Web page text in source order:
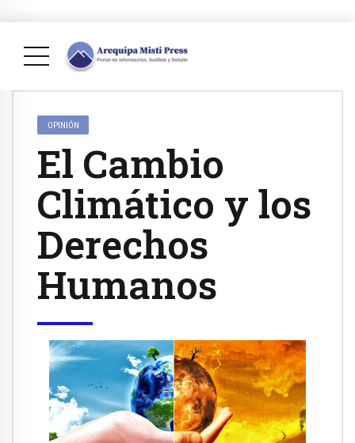
OPINIÓN
El Cambio
Climático y los
Derechos
Humanos